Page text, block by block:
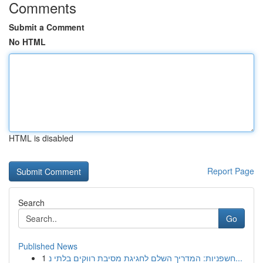
Comments
Submit a Comment
No HTML
HTML is disabled
Report Page
Search
Go
Published News
1
חשפניות: המדריך השלם לחגיגת מסיבת רווקים בלתי נ...